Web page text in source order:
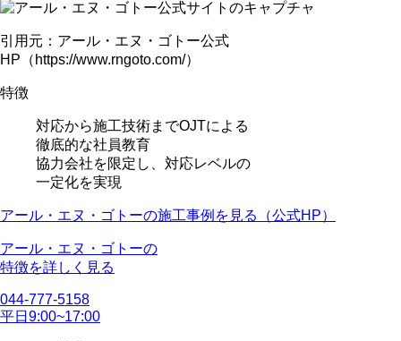
引用元：アール・エヌ・ゴトー公式
HP（https://www.rngoto.com/）
特徴
対応から施工技術までOJTによる
徹底的な社員教育
協力会社を限定し、対応レベルの
一定化を実現
アール・エヌ・ゴトーの施工事例を見る（公式HP）
アール・エヌ・ゴトーの
特徴を詳しく見る
044-777-5158
平日9:00~17:00